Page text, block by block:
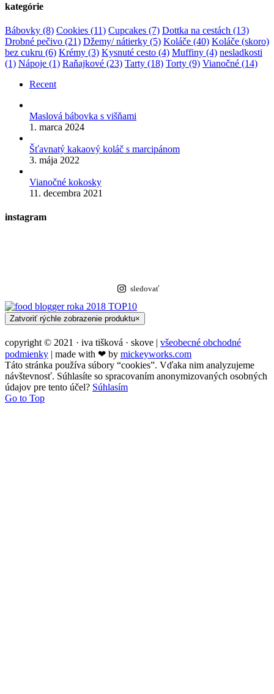
kategórie
Bábovky (8) Cookies (11) Cupcakes (7) Dottka na cestách (13)
Drobné pečivo (21) Džemy/ nátierky (5) Koláče (40) Koláče (skoro)
bez cukru (6) Krémy (3) Kysnuté cesto (4) Muffiny (4) nesladkosti
(1) Nápoje (1) Raňajkové (23) Tarty (18) Torty (9) Vianočné (14)
Recent
Maslová bábovka s višňami
1. marca 2024
Šťavnatý kakaový koláč s marcipánom
3. mája 2022
Vianočné kokosky
11. decembra 2021
instagram
sledovať
Zatvoriť rýchle zobrazenie produktu×
copyright © 2021 · iva tišková · skove | všeobecné obchodné
podmienky | made with ❤︎ by mickeyworks.com
Táto stránka používa súbory “cookies”. Vďaka nim analyzujeme
návštevnosť. Súhlasíte so spracovaním anonymizovaných osobných
údajov pre tento účel? Súhlasím
Go to Top